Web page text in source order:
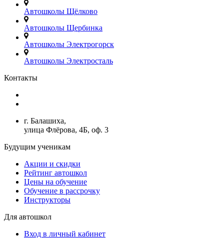
Автошколы Щёлково
Автошколы Щербинка
Автошколы Электрогорск
Автошколы Электросталь
Контакты
г. Балашиха,
улица Флёрова, 4Б, оф. 3
Будущим ученикам
Акции и скидки
Рейтинг автошкол
Цены на обучение
Обучение в рассрочку
Инструкторы
Для автошкол
Вход в личный кабинет